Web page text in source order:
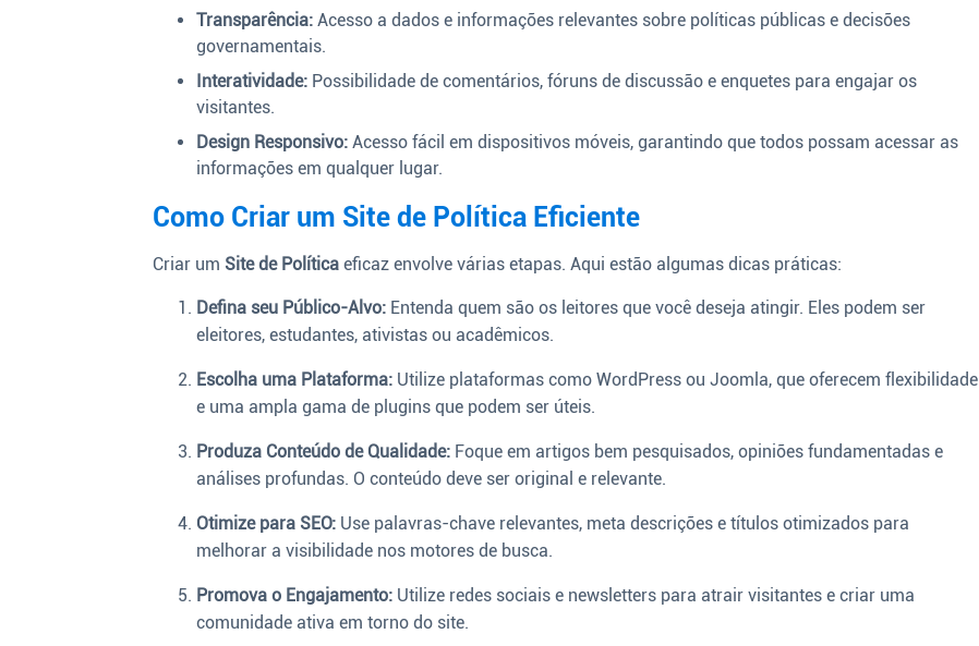
Transparência: Acesso a dados e informações relevantes sobre políticas públicas e decisões
governamentais.
Interatividade: Possibilidade de comentários, fóruns de discussão e enquetes para engajar os
visitantes.
Design Responsivo: Acesso fácil em dispositivos móveis, garantindo que todos possam acessar as
informações em qualquer lugar.
Como Criar um Site de Política Eficiente
Criar um Site de Política eficaz envolve várias etapas. Aqui estão algumas dicas práticas:
Defina seu Público-Alvo: Entenda quem são os leitores que você deseja atingir. Eles podem ser
eleitores, estudantes, ativistas ou acadêmicos.
Escolha uma Plataforma: Utilize plataformas como WordPress ou Joomla, que oferecem flexibilidade
e uma ampla gama de plugins que podem ser úteis.
Produza Conteúdo de Qualidade: Foque em artigos bem pesquisados, opiniões fundamentadas e
análises profundas. O conteúdo deve ser original e relevante.
Otimize para SEO: Use palavras-chave relevantes, meta descrições e títulos otimizados para
melhorar a visibilidade nos motores de busca.
Promova o Engajamento: Utilize redes sociais e newsletters para atrair visitantes e criar uma
comunidade ativa em torno do site.